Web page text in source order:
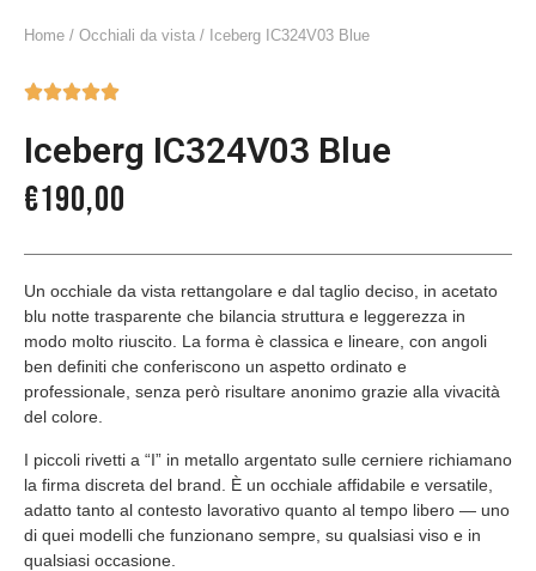
Home / Occhiali da vista / Iceberg IC324V03 Blue

Iceberg IC324V03 Blue
€190,00
Un occhiale da vista rettangolare e dal taglio deciso, in acetato
blu notte trasparente che bilancia struttura e leggerezza in
modo molto riuscito. La forma è classica e lineare, con angoli
ben definiti che conferiscono un aspetto ordinato e
professionale, senza però risultare anonimo grazie alla vivacità
del colore.
I piccoli rivetti a “I” in metallo argentato sulle cerniere richiamano
la firma discreta del brand. È un occhiale affidabile e versatile,
adatto tanto al contesto lavorativo quanto al tempo libero — uno
di quei modelli che funzionano sempre, su qualsiasi viso e in
qualsiasi occasione.